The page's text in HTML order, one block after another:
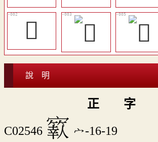
𥩁
說 明
正 字
C02546 𡫬 宀-16-19